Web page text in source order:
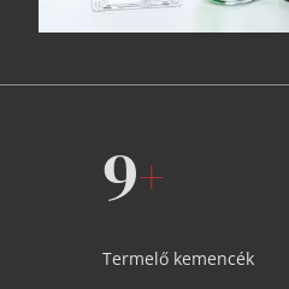
9+
Termelő kemencék